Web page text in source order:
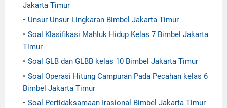
Jakarta Timur
Unsur Unsur Lingkaran Bimbel Jakarta Timur
Soal Klasifikasi Mahluk Hidup Kelas 7 Bimbel Jakarta
Timur
Soal GLB dan GLBB kelas 10 Bimbel Jakarta Timur
Soal Operasi Hitung Campuran Pada Pecahan kelas 6
Bimbel Jakarta Timur
Soal Pertidaksamaan Irasional Bimbel Jakarta Timur